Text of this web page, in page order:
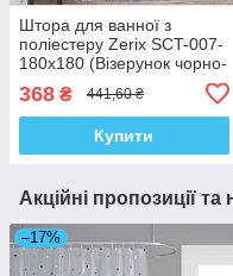
Штора для ванної з
поліестеру Zerix SCT-007-
180x180 (Візерунок чорно-
368 ₴ 441,60 ₴
Купити
Акційні пропозиції та
–17%